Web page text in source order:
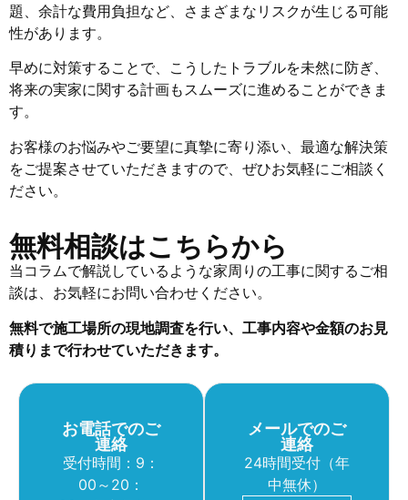
題、余計な費用負担など、さまざまなリスクが生じる可能
性があります。
早めに対策することで、こうしたトラブルを未然に防ぎ、
将来の実家に関する計画もスムーズに進めることができま
す。
お客様のお悩みやご要望に真摯に寄り添い、最適な解決策
をご提案させていただきますので、ぜひお気軽にご相談く
ださい。
無料相談はこちらから
当コラムで解説しているような家周りの工事に関するご相
談は、お気軽にお問い合わせください。
無料で施工場所の現地調査を行い、工事内容や金額のお見
積りまで行わせていただきます。
お電話でのご
連絡
受付時間：9：
00～20：
メールでのご
連絡
24時間受付（年
中無休）